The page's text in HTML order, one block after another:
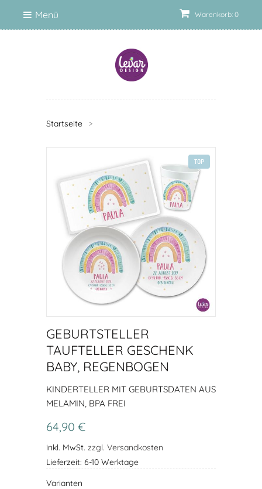
Warenkorb: 0
Menü
Startseite >
TOP
GEBURTSTELLER
TAUFTELLER GESCHENK
BABY, REGENBOGEN
KINDERTELLER MIT GEBURTSDATEN AUS
MELAMIN, BPA FREI
64,90 €
inkl. MwSt. zzgl. Versandkosten
Lieferzeit: 6-10 Werktage
Varianten